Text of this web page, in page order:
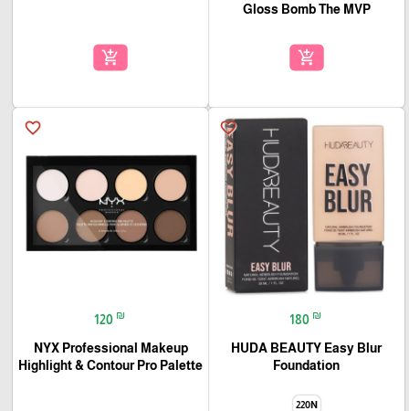
Gloss Bomb The MVP
add_shopping_cart
add_shopping_cart
favorite_border
180 ₪
HUDA BEAUTY Easy Blur
Foundation
220N
favorite_border
120 ₪
NYX Professional Makeup
Highlight & Contour Pro Palette